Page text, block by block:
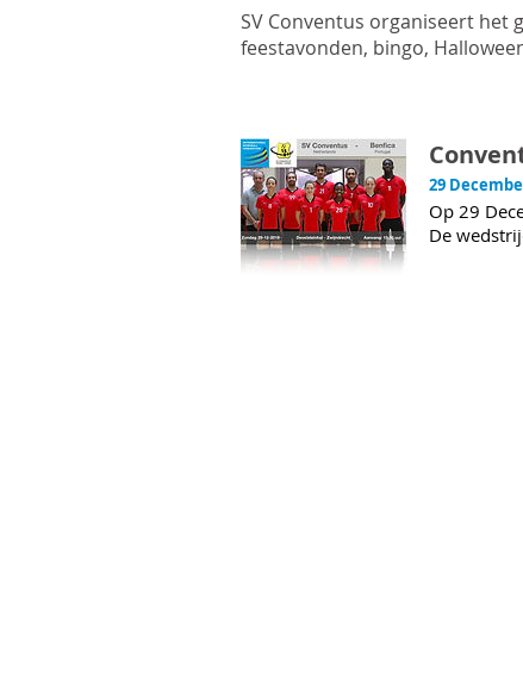
SV Conventus organiseert het
feestavonden, bingo,
29
Op 29
De